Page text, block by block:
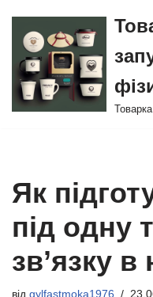
Перейти
до
вмісту
Як
під одну
зв’язку в
від gylfastmoka1976